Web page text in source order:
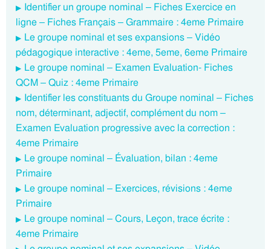
Identifier un groupe nominal – Fiches Exercice en
ligne – Fiches Français – Grammaire : 4eme Primaire
Le groupe nominal et ses expansions – Vidéo
pédagogique interactive : 4eme, 5eme, 6eme Primaire
Le groupe nominal – Examen Evaluation- Fiches
QCM – Quiz : 4eme Primaire
Identifier les constituants du Groupe nominal – Fiches
nom, déterminant, adjectif, complément du nom –
Examen Evaluation progressive avec la correction :
4eme Primaire
Le groupe nominal – Évaluation, bilan : 4eme
Primaire
Le groupe nominal – Exercices, révisions : 4eme
Primaire
Le groupe nominal – Cours, Leçon, trace écrite :
4eme Primaire